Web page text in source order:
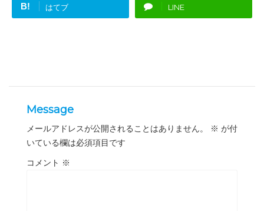
B! はてブ LINE
Message
メールアドレスが公開されることはありません。 ※ が付
いている欄は必須項目です
コメント ※